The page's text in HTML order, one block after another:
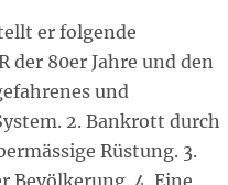
er folgende
der 80er Jahre und den
und
2. Bankrott durch
Rüstung. 3.